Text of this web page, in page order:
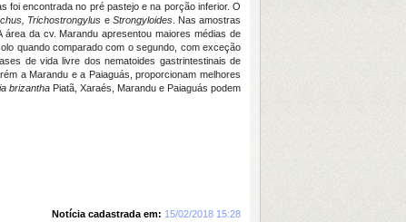
foi encontrada no pré pastejo e na porção inferior. O
Trichostrongylus e Strongyloides. Nas amostras
área da cv. Marandu apresentou maiores médias de
quando comparado com o segundo, com exceção
de vida livre dos nematoides gastrintestinais de
a Marandu e a Paiaguás, proporcionam melhores
brizantha Piatã, Xaraés, Marandu e Paiaguás podem
Notícia cadastrada em: 15/02/2018 15:28